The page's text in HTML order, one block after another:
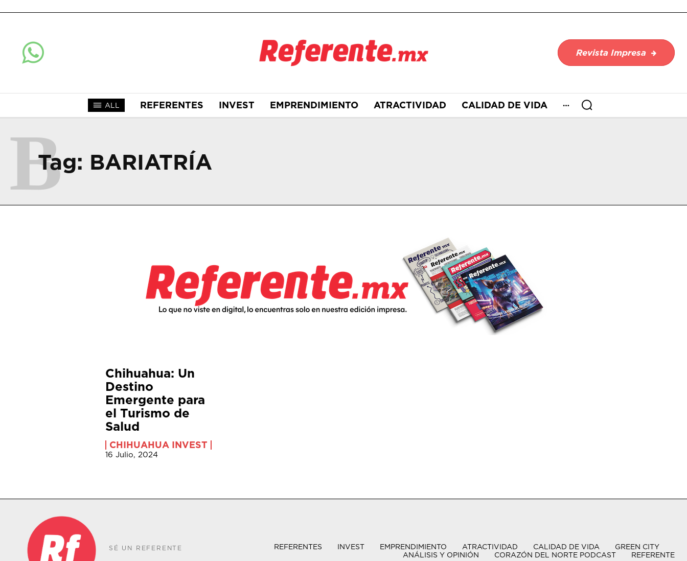
Revista Impresa
ALL REFERENTES INVEST EMPRENDIMIENTO ATRACTIVIDAD CALIDAD DE VIDA
Tag: BARIATRÍA
B
Chihuahua: Un
Destino
Emergente para
el Turismo de
Salud
CHIHUAHUA INVEST
16 Julio, 2024
SÉ UN REFERENTE REFERENTES INVEST EMPRENDIMIENTO ATRACTIVIDAD CALIDAD DE VIDA
GREEN CITY
ANÁLISIS Y OPINIÓN
CORAZÓN DEL NORTE PODCAST REFERENTE